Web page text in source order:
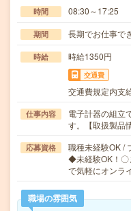
時間 08:30～17:25
期間 長期でお仕事で
時給 時給1350円
交通費
交通費規定内支
仕事内容
電子計器の組立
す。【取扱製品
応募資格
職種未経験OK /
◆未経験OK！〇
で気軽にオンラ
職場の雰囲気